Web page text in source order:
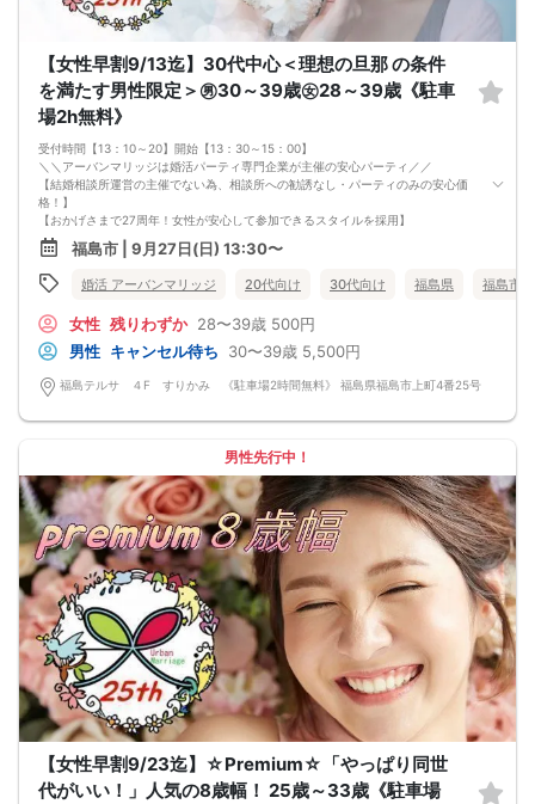
【女性早割9/13迄】30代中心＜理想の旦那 の条件
を満たす男性限定＞㊚30～39歳㊛28～39歳《駐車
場2h無料》
受付時間【13：10～20】開始【13：30～15：00】
＼＼アーバンマリッジは婚活パーティ専門企業が主催の安心パーティ／／
【結婚相談所運営の主催でない為、相談所への勧誘なし・パーティのみの安心価
格！】
【おかげさまで27周年！女性が安心して参加できるスタイルを採用】
・フリータイムなし・人前での告白なし
・女性の移動なし
・女性先退出の出待ちNG対応
・連絡先交換自由・交換強要NG 等
◆◇第一印象はシステム分析で明瞭なカップル指名サポート※オリジナル 天使の
カード発行
◆◇ドレスコードなし！カジュアルスタイルでＯＫ！
◆◇男女バランス調整 最大でも±3名様までに調整いたします。
【人数調整が必要な企画ですので予定確定の上ご予約お願いいたします。キャン
ます。必ずキャンセルポリシーをご確認ください。】
各最低3名様以上の異性の方と出会える企画です。
【中止判断タイミング】
開始時間の最低4時間前
福島市 | 9月27日(日) 13:30〜
婚活 アーバンマリッジ 20代向け 30代向け 福島県 福島市
女性 残りわずか 28〜39歳 500円
男性 キャンセル待ち 30〜39歳 5,500円
福島テルサ ４F すりかみ 《駐車場2時間無料》 福島県福島市上町4番25号
男性先行中！
【女性早割9/23迄】☆Premium☆「やっぱり同世
代がいい！」人気の8歳幅！ 25歳～33歳《駐車場